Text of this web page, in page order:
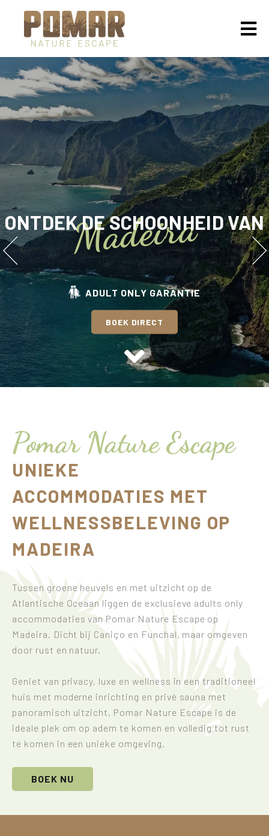
CALHETABOUTIQUE HOUSES
ADULTS ONLY (16+)
BESCHIKBAARHEID
HOME
VAKANTIEHUIZEN
GALLERY
OVER ONS
SAUNA
BLOGS
CONTACT
ONTDEK DE SCHOONHEID VAN
Madeira
ADULT ONLY GARANTIE
BOEK DIRECT
Pomar Nature Escape
UNIEKE
ACCOMMODATIES MET
WELLNESSBELEVING OP
MADEIRA
Tussen groene heuvels en met uitzicht op de
Atlantische Oceaan liggen de exclusieve adults only
accommodaties van Pomar Nature Escape op
Madeira. Dicht bij Caniço en Funchal, maar omgeven
door rust en natuur.
Geniet van privacy, luxe en wellness in een traditioneel
huis met moderne inrichting en privé sauna met
panoramisch uitzicht. Pomar Nature Escape is de
ideale plek om op adem te komen en volledig tot rust
te komen in een unieke omgeving.
BOEK NU